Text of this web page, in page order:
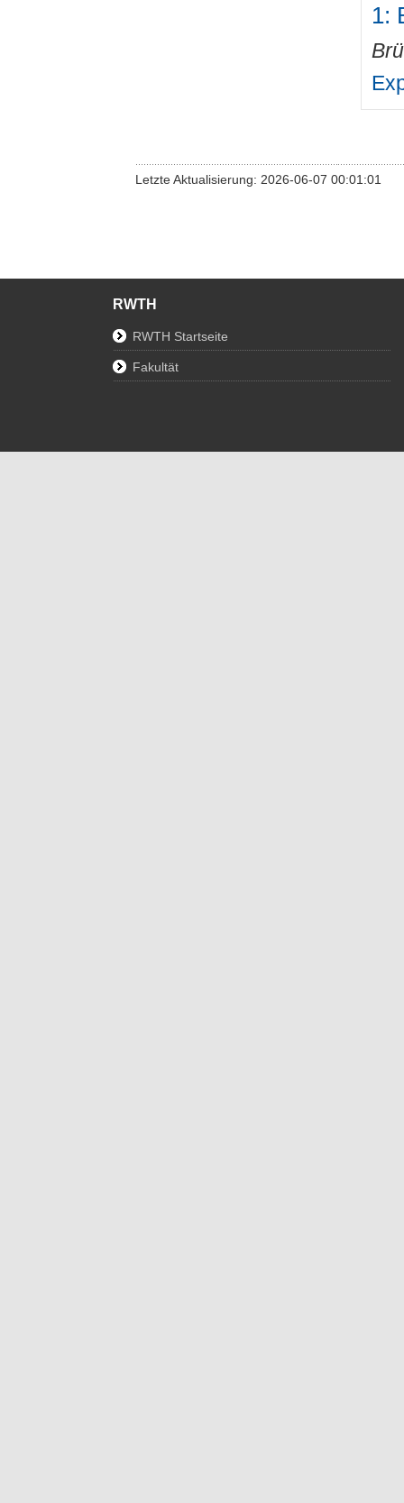
1:
Letzte Aktualisierung: 2026-06-07 00:01:01
RWTH
RWTH Startseite
Fakultät